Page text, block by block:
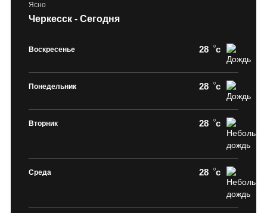
Ясно
Черкесск - Сегодня
Воскресенье 28 c
Понедельник 28 c
Вторник 28 c
Среда 28 c